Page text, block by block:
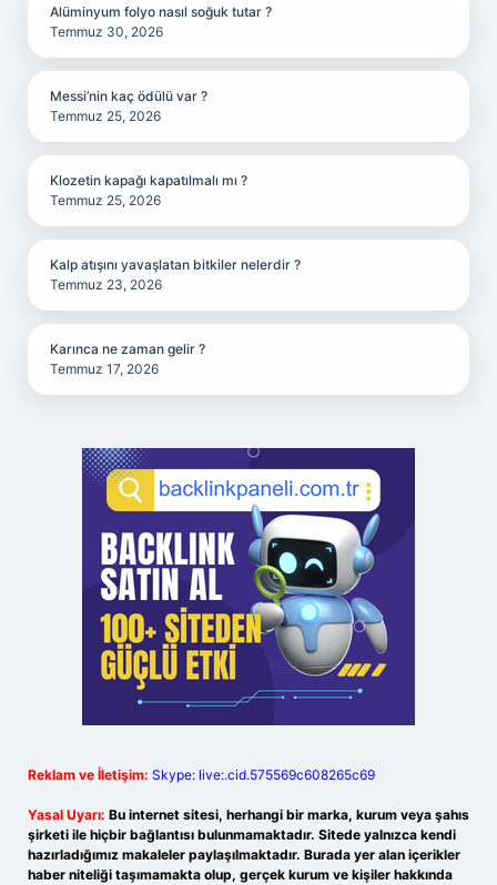
Alüminyum folyo nasıl soğuk tutar ?
Temmuz 30, 2026
Messi’nin kaç ödülü var ?
Temmuz 25, 2026
Klozetin kapağı kapatılmalı mı ?
Temmuz 25, 2026
Kalp atışını yavaşlatan bitkiler nelerdir ?
Temmuz 23, 2026
Karınca ne zaman gelir ?
Temmuz 17, 2026
Reklam ve İletişim: Skype: live:.cid.575569c608265c69
Yasal Uyarı: Bu internet sitesi, herhangi bir marka, kurum veya şahıs
şirketi ile hiçbir bağlantısı bulunmamaktadır. Sitede yalnızca kendi
hazırladığımız makaleler paylaşılmaktadır. Burada yer alan içerikler
haber niteliği taşımamakta olup, gerçek kurum ve kişiler hakkında